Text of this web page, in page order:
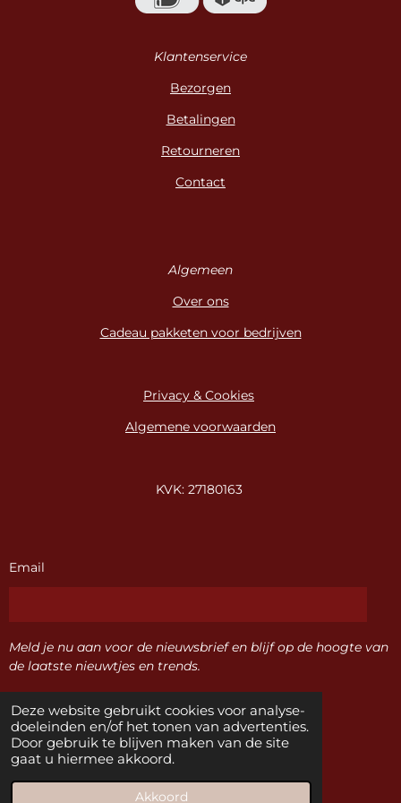
Deze website gebruikt cookies voor analyse-
doeleinden en/of het tonen van advertenties.
Door gebruik te blijven maken van de site
gaat u hiermee akkoord.
Akkoord
Klantenservice
Bezorgen
Betalingen
Retourneren
Contact
Algemeen
Over ons
Cadeau pakketen voor bedrijven
Privacy & Cookies
Algemene voorwaarden
KVK: 27180163
Email
Meld je nu aan voor de nieuwsbrief en blijf op de hoogte van
de laatste nieuwtjes en trends.
Verzenden
© 2024 Sisters Naaldwijk